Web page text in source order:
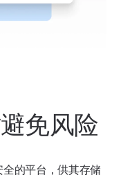
免风险
的平台，供其存储